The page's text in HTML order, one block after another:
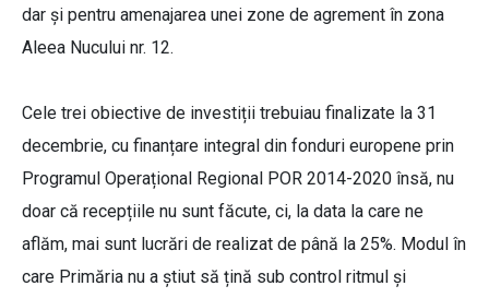
dar și pentru amenajarea unei zone de agrement în zona
Aleea Nucului nr. 12.
Cele trei obiective de investiții trebuiau finalizate la 31
decembrie, cu finanțare integral din fonduri europene prin
Programul Operațional Regional POR 2014-2020 însă, nu
doar că recepțiile nu sunt făcute, ci, la data la care ne
aflăm, mai sunt lucrări de realizat de până la 25%. Modul în
care Primăria nu a știut să țină sub control ritmul și